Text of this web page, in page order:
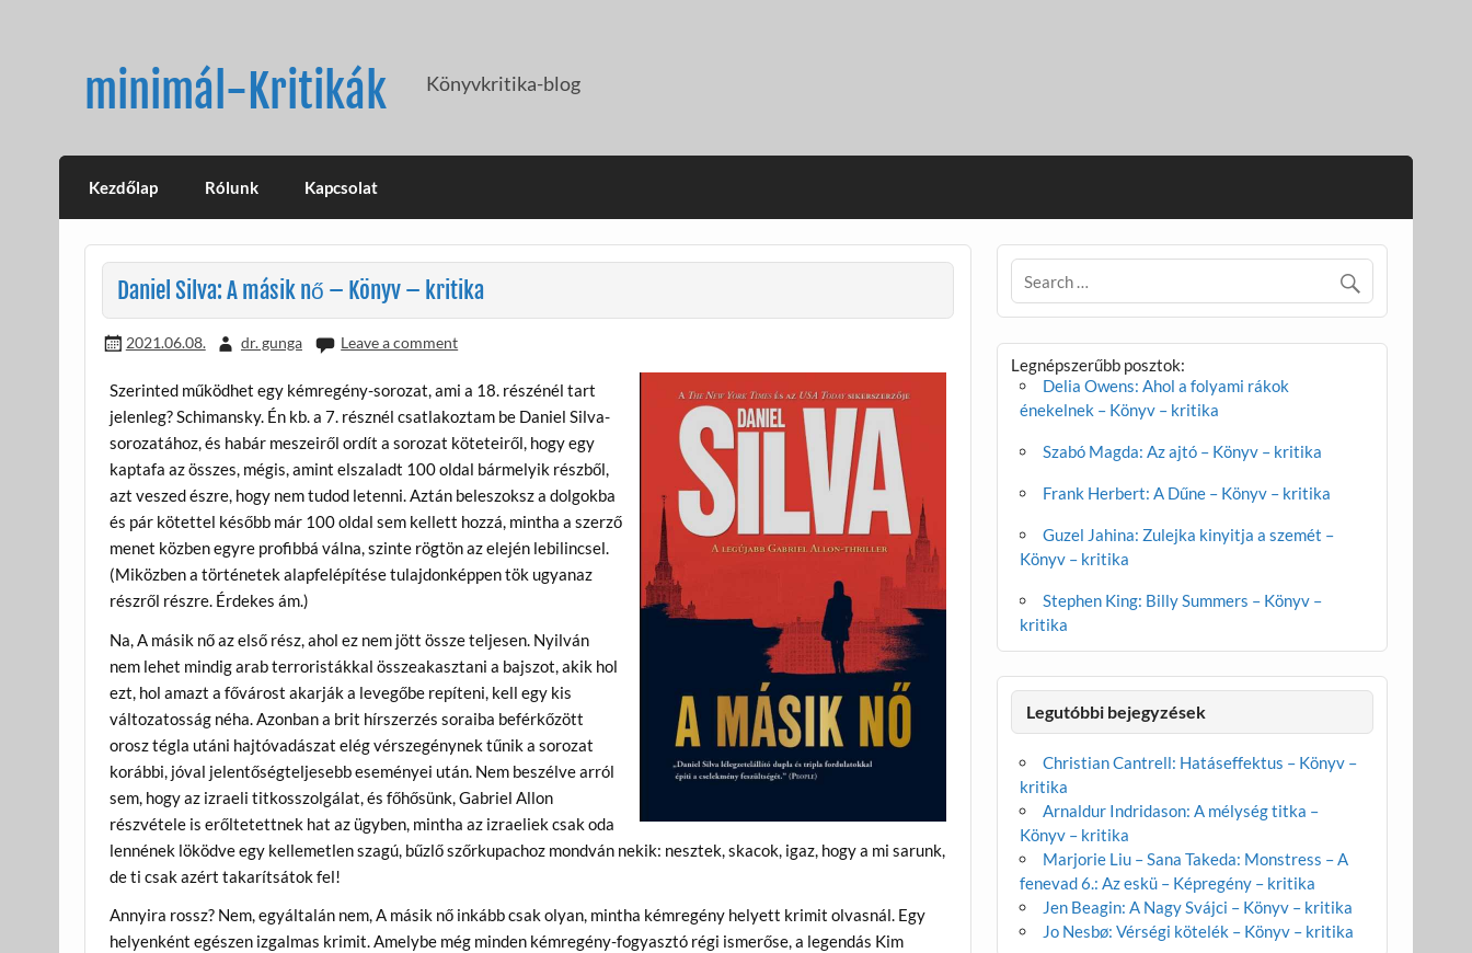
minimál-Kritikák Könyvkritika-blog
Kezdőlap Rólunk Kapcsolat
Daniel Silva: A másik nő – Könyv – kritika
2021.06.08. dr. gunga Leave a comment
Szerinted működhet egy kémregény-sorozat, ami a 18. részénél tart
jelenleg? Schimansky. Én kb. a 7. résznél csatlakoztam be Daniel Silva-
sorozatához, és habár meszeiről ordít a sorozat köteteiről, hogy egy
kaptafa az összes, mégis, amint elszaladt 100 oldal bármelyik részből,
azt veszed észre, hogy nem tudod letenni. Aztán beleszoksz a dolgokba
és pár kötettel később már 100 oldal sem kellett hozzá, mintha a szerző
menet közben egyre profibbá válna, szinte rögtön az elején lebilincsel.
(Miközben a történetek alapfelépítése tulajdonképpen tök ugyanaz
részről részre. Érdekes ám.)
Na, A másik nő az első rész, ahol ez nem jött össze teljesen. Nyilván
nem lehet mindig arab terroristákkal összeakasztani a bajszot, akik hol
ezt, hol amazt a fővárost akarják a levegőbe repíteni, kell egy kis
változatosság néha. Azonban a brit hírszerzés soraiba beférkőzött
orosz tégla utáni hajtóvadászat elég vérszegénynek tűnik a sorozat
korábbi, jóval jelentőségteljesebb eseményei után. Nem beszélve arról
sem, hogy az izraeli titkosszolgálat, és főhősünk, Gabriel Allon
részvétele is erőltetettnek hat az ügyben, mintha az izraeliek csak oda
lennének löködve egy kellemetlen szagú, bűzlő szőrkupachoz mondván nekik: nesztek, skacok, igaz, hogy a mi sarunk,
de ti csak azért takarítsátok fel!
Annyira rossz? Nem, egyáltalán nem, A másik nő inkább csak olyan, mintha kémregény helyett krimit olvasnál. Egy
helyenként egészen izgalmas krimit. Amelybe még minden kémregény-fogyasztó régi ismerőse, a legendás Kim
Legnépszerűbb posztok:
Delia Owens: Ahol a folyami rákok
énekelnek – Könyv – kritika
Szabó Magda: Az ajtó – Könyv – kritika
Frank Herbert: A Dűne – Könyv – kritika
Guzel Jahina: Zulejka kinyitja a szemét –
Könyv – kritika
Stephen King: Billy Summers – Könyv –
kritika
Legutóbbi bejegyzések
Christian Cantrell: Hatáseffektus – Könyv –
kritika
Arnaldur Indridason: A mélység titka –
Könyv – kritika
Marjorie Liu – Sana Takeda: Monstress – A
fenevad 6.: Az eskü – Képregény – kritika
Jen Beagin: A Nagy Svájci – Könyv – kritika
Jo Nesbø: Vérségi kötelék – Könyv – kritika